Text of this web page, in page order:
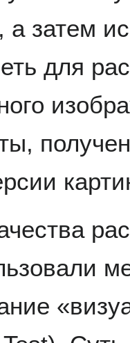
а затем
для